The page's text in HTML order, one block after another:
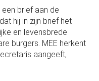
brief aan de
hij in zijn brief het
en levensbrede
burgers. MEE herkent
aangeeft,